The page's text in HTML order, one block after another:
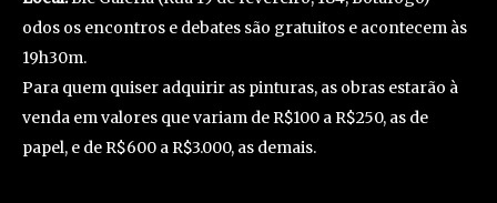
odos os encontros e debates são gratuitos e acontecem às
19h30m.
Para quem quiser adquirir as pinturas, as obras estarão à
venda em valores que variam de R$100 a R$250, as de
papel, e de R$600 a R$3.000, as demais.